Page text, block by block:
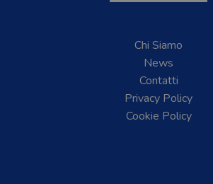
Chi Siamo
News
Contatti
Privacy Policy
Cookie Policy